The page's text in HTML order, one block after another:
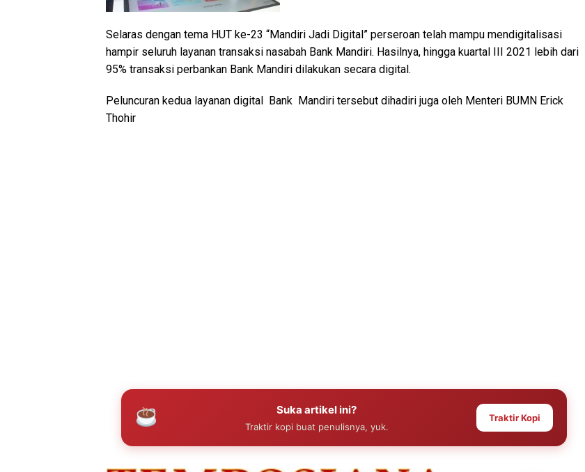
Selaras dengan tema HUT ke-23 “Mandiri Jadi Digital” perseroan telah mampu mendigitalisasi
hampir seluruh layanan transaksi nasabah Bank Mandiri. Hasilnya, hingga kuartal III 2021 lebih dari
95% transaksi perbankan Bank Mandiri dilakukan secara digital.
Peluncuran kedua layanan digital Bank Mandiri tersebut dihadiri juga oleh Menteri BUMN Erick
Thohir
Suka artikel ini?
Traktir kopi buat penulisnya, yuk.
Traktir Kopi